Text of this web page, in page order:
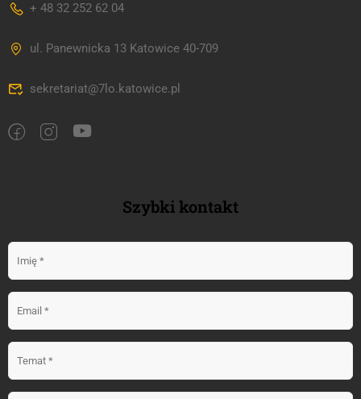
+ 48 32 252 62 04
ul. Panewnicka 13 Katowice 40-709
sekretariat@7lo.katowice.pl
Szybki kontakt